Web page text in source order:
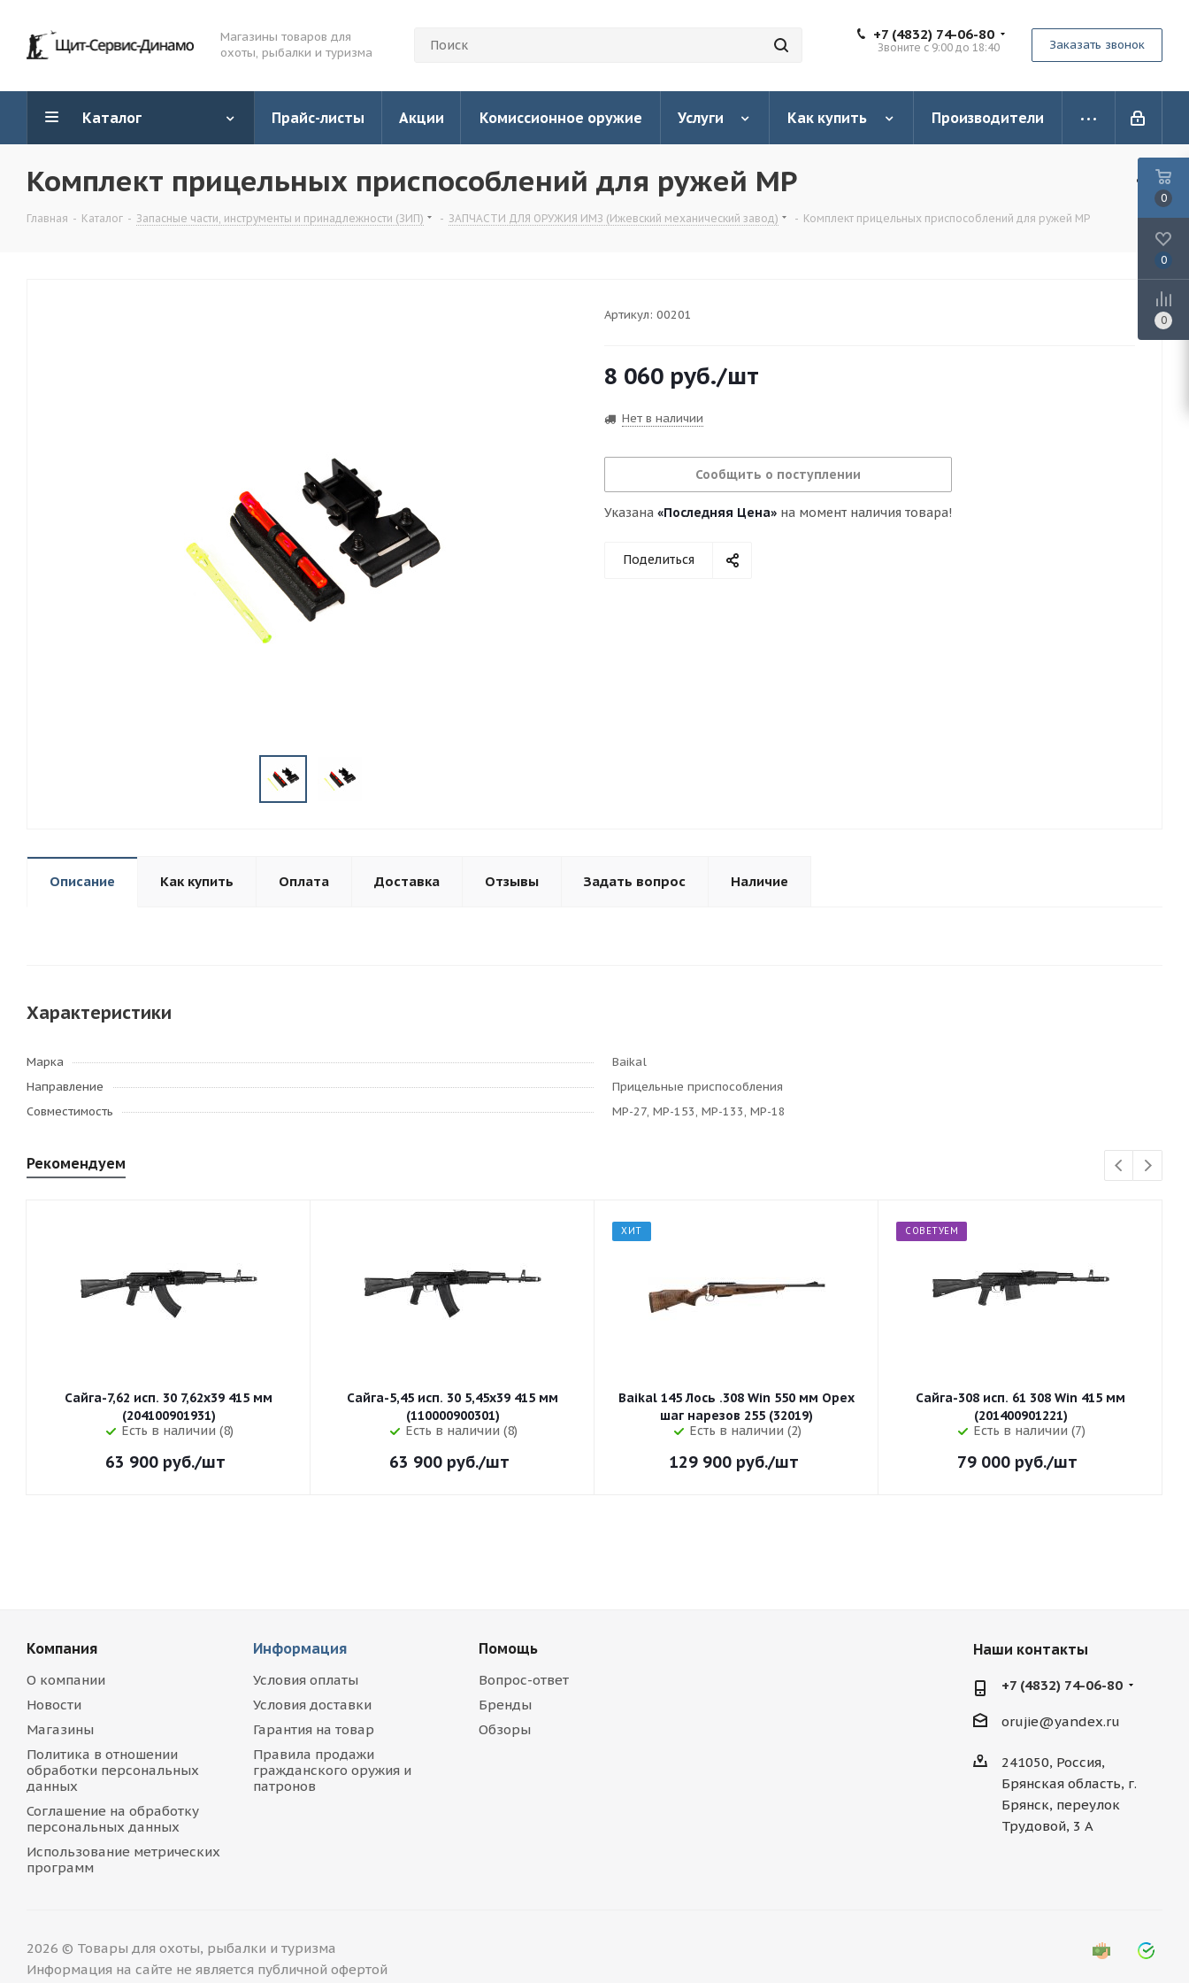
Магазины товаров для
охоты, рыбалки и туризма
+7 (4832) 74-06-80
Звоните с 9:00 до 18:40 Заказать звонок
Каталог Прайс-листы Акции Комиссионное оружие Услуги Как купить Производители
Комплект прицельных приспособлений для ружей МР
Главная - Каталог - Запасные части, инструменты и принадлежности (ЗИП) - ЗАПЧАСТИ ДЛЯ ОРУЖИЯ ИМЗ (Ижевский механический завод) - Комплект прицельных приспособлений для ружей МР
Артикул: 00201
8 060 руб./шт
Нет в наличии
Сообщить о поступлении
Указана «Последняя Цена» на момент наличия товара!
Поделиться
Описание Как купить Оплата Доставка Отзывы Задать вопрос Наличие
Характеристики
Марка
Baikal
Направление
Прицельные приспособления
Совместимость
МР-27, МР-153, МР-133, МР-18
Рекомендуем
Сайга-7,62 исп. 30 7,62x39 415 мм
(204100901931)
Есть в наличии (8)
63 900 руб./шт
Сайга-5,45 исп. 30 5,45x39 415 мм
(110000900301)
Есть в наличии (8)
63 900 руб./шт
ХИТ
Baikal 145 Лось .308 Win 550 мм Орех
шаг нарезов 255 (32019)
Есть в наличии (2)
129 900руб./шт
СОВЕТУЕМ
Сайга-308 исп. 61 308 Win 415 мм
(201400901221)
Есть в наличии (7)
79 000 руб./шт
Компания
О компании
Новости
Магазины
Политика в отношении
обработки персональных
данных
Соглашение на обработку
персональных данных
Использование метрических
программ
Информация
Условия оплаты
Условия доставки
Гарантия на товар
Правила продажи
гражданского оружия и
патронов
Помощь
Вопрос-ответ
Бренды
Обзоры
Наши контакты
+7 (4832) 74-06-80
orujie@yandex.ru
241050, Россия,
Брянская область, г.
Брянск, переулок
Трудовой, 3 А
2026 © Товары для охоты, рыбалки и туризма
Информация на сайте не является публичной офертой
0
0
0